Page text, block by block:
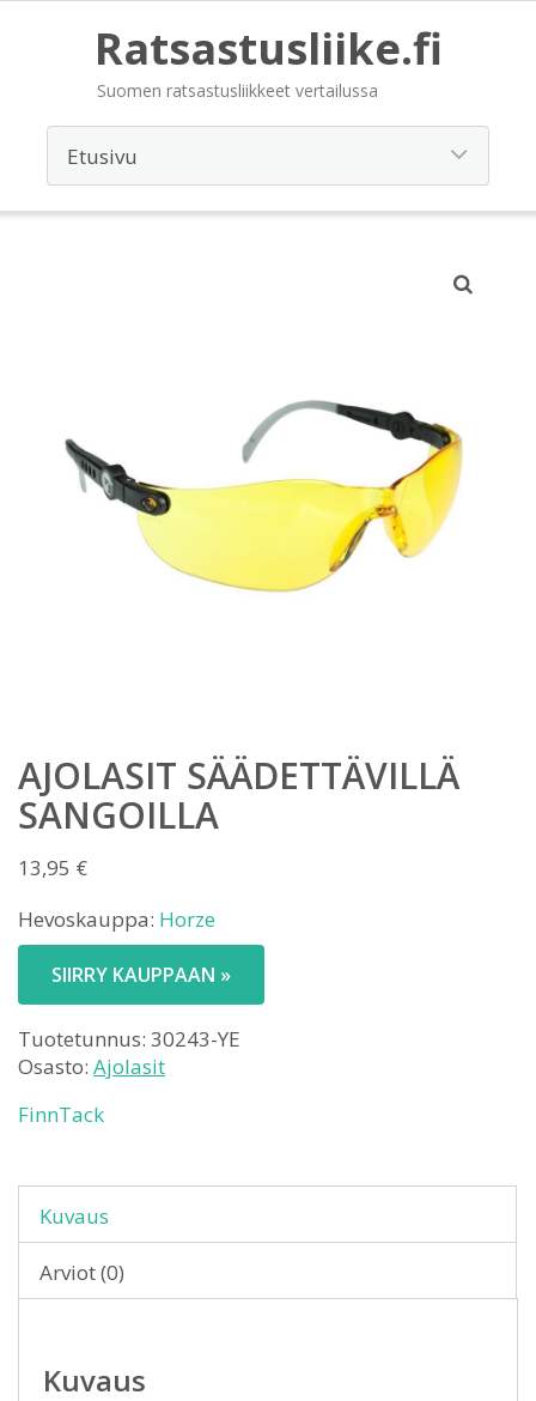
Ratsastusliike.fi
Suomen ratsastusliikkeet vertailussa
AJOLASIT SÄÄDETTÄVILLÄ
SANGOILLA
13,95 €
Hevoskauppa: Horze
SIIRRY KAUPPAAN »
Tuotetunnus: 30243-YE
Osasto: Ajolasit
FinnTack
Kuvaus
Arviot (0)
Kuvaus